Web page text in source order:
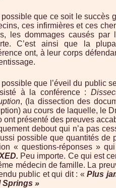
possible que ce soit le succès
ces infirmières et ces
les dommages causés
C’est ainsi que la
ont, à leur corps
possible que l’éveil du public
à la conférence :
, (la dissection des
au cours de laquelle, le
ont présenté des preuves
debout qui n’a pas
possible que quantités de
« questions-réponses »
Peu importe. Ce qui est
médecin de famille. La
public et qui dit : « Plus
Springs »